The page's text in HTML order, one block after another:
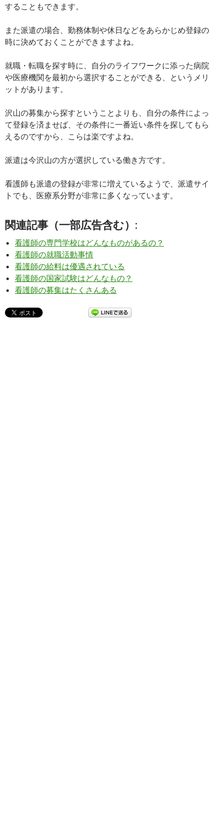
することもできます。
また派遣の場合、勤務体制や休日などをあらかじめ登録の
時に決めておくことができますよね。
就職・転職を探す時に、自分のライフワークに添った病院
や医療機関を最初から選択することができる、というメリ
ットがあります。
沢山の募集から探すということよりも、自分の条件によっ
て登録を済ませば、その条件に一番近い条件を探してもら
えるのですから、こらは楽ですよね。
派遣は今沢山の方が選択している働き方です。
看護師も派遣の登録が非常に増えているようで、派遣サイ
トでも、医療系分野が非常に多くなっています。
関連記事（一部広告含む）:
看護師の専門学校はどんなものがあるの？
看護師の就職活動事情
看護師の給料は優遇されている
看護師の国家試験はどんなもの？
看護師の募集はたくさんある